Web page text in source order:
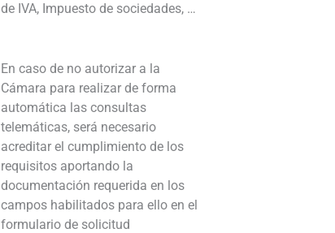
de IVA, Impuesto de sociedades, …
En caso de no autorizar a la
Cámara para realizar de forma
automática las consultas
telemáticas, será necesario
acreditar el cumplimiento de los
requisitos aportando la
documentación requerida en los
campos habilitados para ello en el
formulario de solicitud